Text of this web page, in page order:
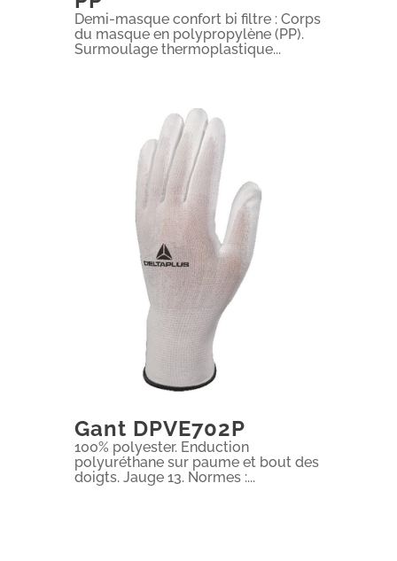
Demi-masque confort bi filtre : Corps
du masque en polypropylène (PP).
Surmoulage thermoplastique...
Gant DPVE702P
100% polyester. Enduction
polyuréthane sur paume et bout des
doigts. Jauge 13. Normes :...